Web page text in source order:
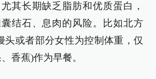
其长期缺乏脂肪和优质蛋白，
结石、息肉的风险。比如北方
头或者部分女性为控制体重，仅
香蕉)作为早餐。